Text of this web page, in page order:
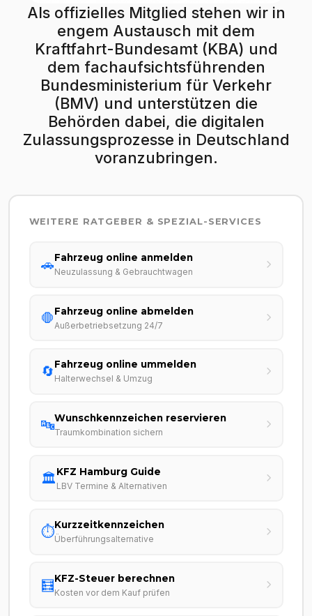
Als offizielles Mitglied stehen wir in
engem Austausch mit dem
Kraftfahrt-Bundesamt (KBA) und
dem fachaufsichtsführenden
Bundesministerium für Verkehr
(BMV) und unterstützen die
Behörden dabei, die digitalen
Zulassungsprozesse in Deutschland
voranzubringen.
WEITERE RATGEBER & SPEZIAL-SERVICES
🚗Fahrzeug online anmelden
Neuzulassung & Gebrauchtwagen
🛑Fahrzeug online abmelden
Außerbetriebsetzung 24/7
🔄Fahrzeug online ummelden
Halterwechsel & Umzug
🔤Wunschkennzeichen reservieren
Traumkombination sichern
🏛️KFZ Hamburg Guide
LBV Termine & Alternativen
⏱️Kurzzeitkennzeichen
Überführungsalternative
🧮KFZ-Steuer berechnen
Kosten vor dem Kauf prüfen